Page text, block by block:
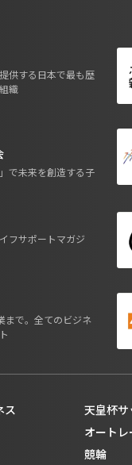
供する日本で最も歴
織
で未来を創造する子
フサポートマガジ
まで。全てのビジネ
ス
天皇杯サ
オートレ
競輪